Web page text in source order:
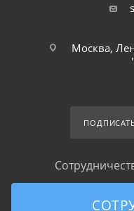
Москва,